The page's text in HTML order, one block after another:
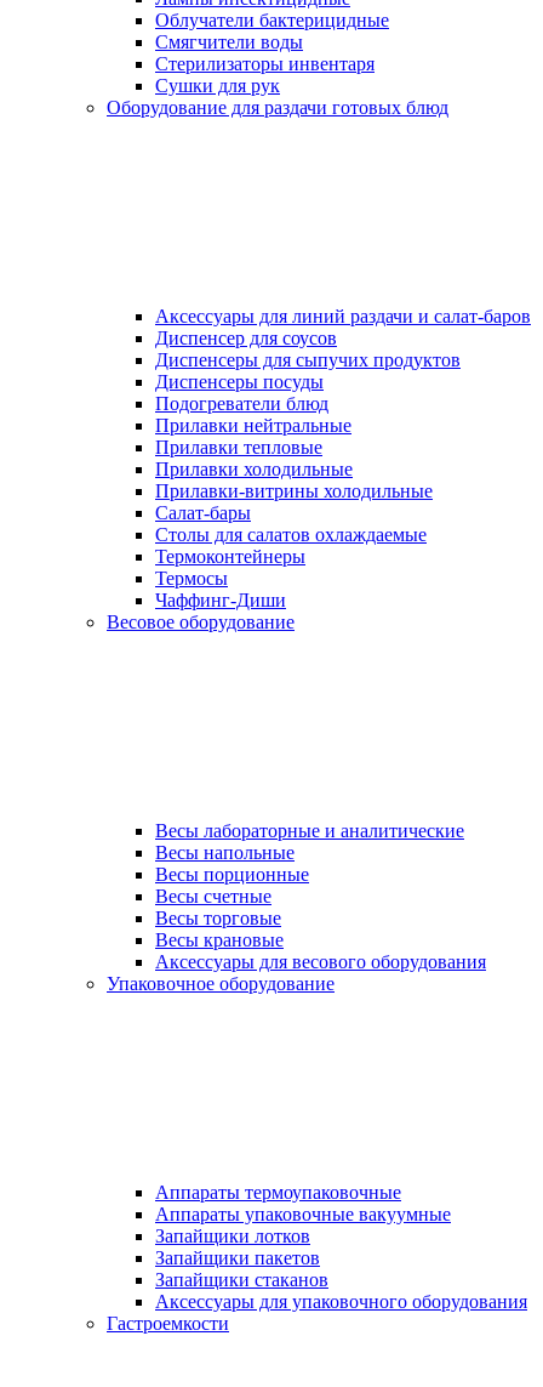
Облучатели бактерицидные
Смягчители воды
Стерилизаторы инвентаря
Сушки для рук
Оборудование для раздачи готовых блюд
Аксессуары для линий раздачи и салат-баров
Диспенсер для соусов
Диспенсеры для сыпучих продуктов
Диспенсеры посуды
Подогреватели блюд
Прилавки нейтральные
Прилавки тепловые
Прилавки холодильные
Прилавки-витрины холодильные
Салат-бары
Столы для салатов охлаждаемые
Термоконтейнеры
Термосы
Чаффинг-Диши
Весовое оборудование
Весы лабораторные и аналитические
Весы напольные
Весы порционные
Весы счетные
Весы торговые
Весы крановые
Аксессуары для весового оборудования
Упаковочное оборудование
Аппараты термоупаковочные
Аппараты упаковочные вакуумные
Запайщики лотков
Запайщики пакетов
Запайщики стаканов
Аксессуары для упаковочного оборудования
Гастроемкости